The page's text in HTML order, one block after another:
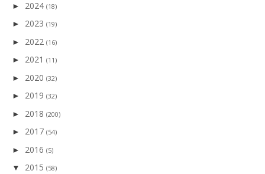
► 2024 (18)
► 2023 (19)
► 2022 (16)
► 2021 (11)
► 2020 (32)
► 2019 (32)
► 2018 (200)
► 2017 (54)
► 2016 (5)
▼ 2015 (58)